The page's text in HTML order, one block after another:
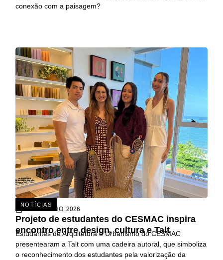
conexão com a paisagem?
NOTÍCIAS
15 DE JULHO, 2026
Projeto de estudantes do CESMAC inspira
encontro entre design, cultura e Talt
Estudantes de Arquitetura e Urbanismo do CESMAC
presentearam a Talt com uma cadeira autoral, que simboliza
o reconhecimento dos estudantes pela valorização da